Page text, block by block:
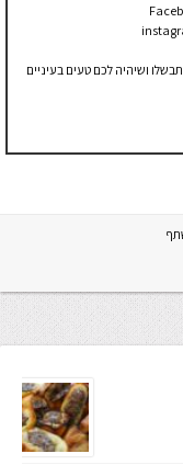
ושיהיה לכם טעים בעיניים